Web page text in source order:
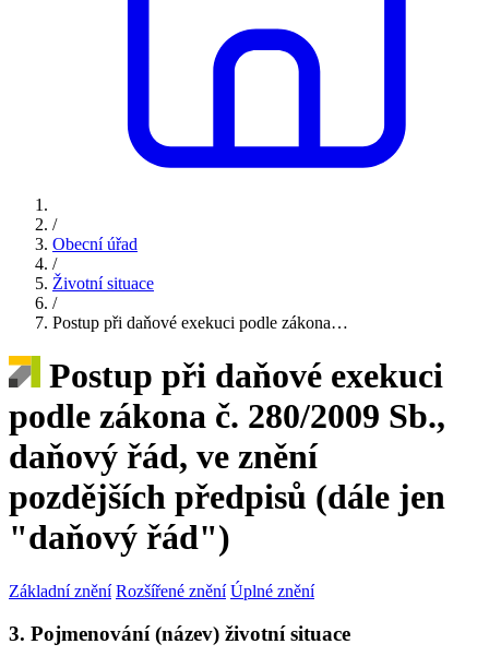
/
Obecní úřad
/
Životní situace
/
Postup při daňové exekuci podle zákona…
Postup při daňové exekuci
podle zákona č. 280/2009 Sb.,
daňový řád, ve znění
pozdějších předpisů (dále jen
"daňový řád")
Základní znění Rozšířené znění Úplné znění
3. Pojmenování (název) životní situace